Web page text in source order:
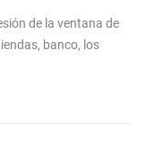
de la ventana de
banco, los